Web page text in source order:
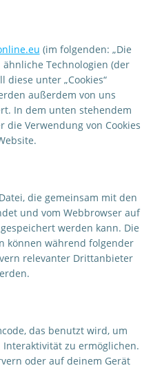
(im folgenden: „Die
ähnliche Technologien (der
unter „Cookies“
außerdem von uns
In dem unten stehendem
Verwendung von Cookies
die gemeinsam mit den
und vom Webbrowser auf
werden kann. Die
können während folgender
relevanter Drittanbieter
das benutzt wird, um
zu ermöglichen.
oder auf deinem Gerät